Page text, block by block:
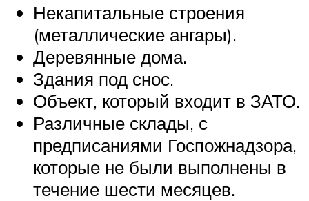
Некапитальные строения
(металлические ангары).
Деревянные дома.
Здания под снос.
Объект, который входит в ЗАТО.
Различные склады, с
предписаниями Госпожнадзора,
которые не были выполнены в
течение шести месяцев.